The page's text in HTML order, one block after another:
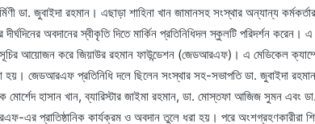
ডা. জুবাইদা রহমান। এছাড়া শাহিনা খান জামানসহ সংস্থার অন্যান্য
দীর্ঘদিনের অবদানের স্বীকৃতি দিতে মার্কিন প্রতিনিধিদল স্কুলটি পরিদর্শন
আয়োজন করে জিয়াউর রহমান ফাউন্ডেশন (জেডআরএফ)। এ মেডিকেল
হয়। জেডআরএফ প্রতিনিধি দলে ছিলেন সংস্থার সহ-সভাপতি ডা. জুবাইদা
মোর্শেদ হাসান খান, ব্যারিস্টার জাইমা রহমান, ডা. মোস্তফা আজিজ সুমন এবং
এর প্রাতিষ্ঠানিক কার্যক্রম ও অবদান তুলে ধরা হয়। পরে অংশগ্রহণকারীরা